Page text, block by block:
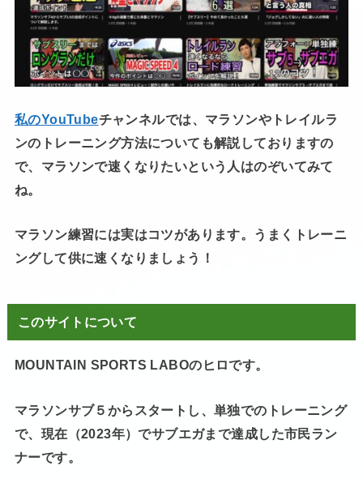
私のYouTubeチャンネルでは、マラソンやトレイルラ
ンのトレーニング方法についても解説しておりますの
で、マラソンで速くなりたいという人はのぞいてみて
ね。
マラソン練習には実はコツがあります。うまくトレーニ
ングして供に速くなりましょう！
このサイトについて
MOUNTAIN SPORTS LABOのヒロです。
マラソンサブ５からスタートし、単独でのトレーニング
で、現在（2023年）でサブエガまで達成した市民ラン
ナーです。